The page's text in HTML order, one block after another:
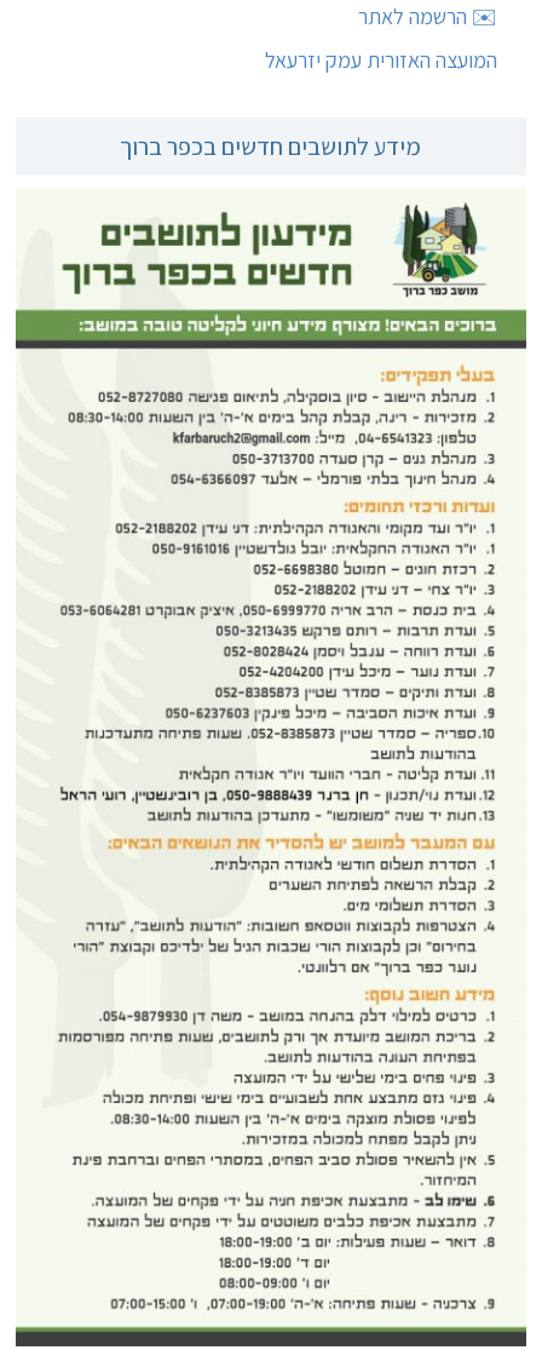
✉️ הרשמה לאתר
המועצה האזורית עמק יזרעאל
מידע לתושבים חדשים בכפר ברוך